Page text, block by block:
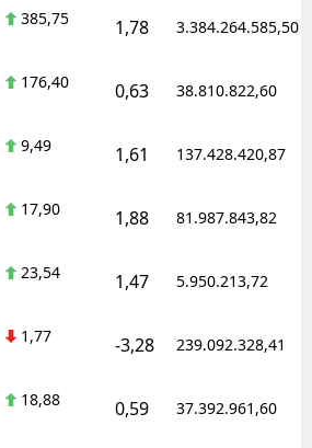
385,75 1,78 3.384.264.585,50
176,40 0,63 38.810.822,60
9,49 1,61 137.428.420,87
17,90 1,88 81.987.843,82
23,54 1,47 5.950.213,72
1,77 -3,28 239.092.328,41
18,88 0,59 37.392.961,60